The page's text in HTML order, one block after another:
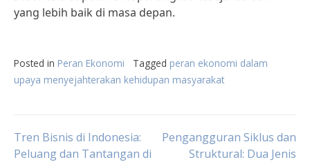
yang lebih baik di masa depan.
Posted in Peran Ekonomi Tagged peran ekonomi dalam
upaya menyejahterakan kehidupan masyarakat
Post
Tren Bisnis di Indonesia:
Peluang dan Tantangan di
Pengangguran Siklus dan
Struktural: Dua Jenis